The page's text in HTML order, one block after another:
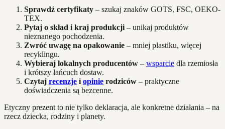
Sprawdź certyfikaty – szukaj znaków GOTS, FSC, OEKO-
TEX.
Pytaj o skład i kraj produkcji– unikaj produktów
nieznanego pochodzenia.
Zwróć uwagę na opakowanie – mniej plastiku, więcej
recyklingu.
Wybieraj lokalnych producentów – wsparcie dla rzemiosła
i krótszy łańcuch dostaw.
Czytaj recenzje iopinie rodziców – praktyczne
doświadczenia są bezcenne.
Etyczny prezent to nie tylko deklaracja, ale konkretne działania – na
rzecz dziecka, rodziny i planety.